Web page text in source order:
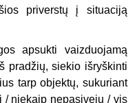
priverstų į situaciją
apsukti vaizduojamą
pradžių, siekio išryškinti
tarp objektų, sukuriant
/ niekaip nepasiveju / vis